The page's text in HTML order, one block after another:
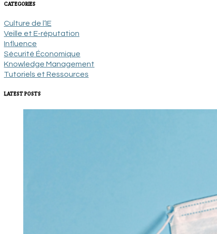
CATEGORIES
Culture de l’IE
Veille et E-réputation
Influence
Sécurité Économique
Knowledge Management
Tutoriels et Ressources
LATEST POSTS